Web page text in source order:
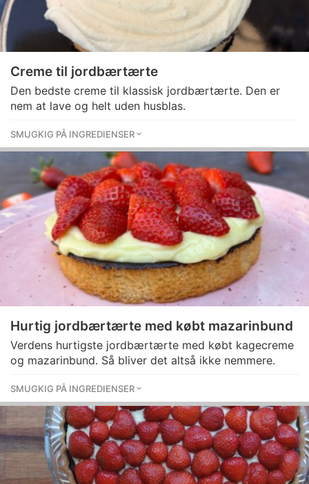
Creme til jordbærtærte
Den bedste creme til klassisk jordbærtærte. Den er
nem at lave og helt uden husblas.
SMUGKIG PÅ INGREDIENSER
Hurtig jordbærtærte med købt mazarinbund
Verdens hurtigste jordbærtærte med købt kagecreme
og mazarinbund. Så bliver det altså ikke nemmere.
SMUGKIG PÅ INGREDIENSER